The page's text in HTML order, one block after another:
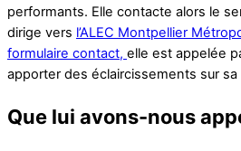
performants. Elle contacte alors le
dirige vers l’ALEC Montpellier
formulaire contact, elle est appelée
apporter des éclaircissements sur
Que lui avons-nous